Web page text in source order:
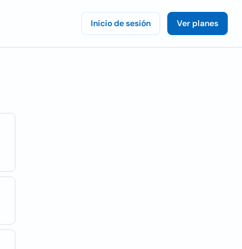
Inicio de sesión Ver planes